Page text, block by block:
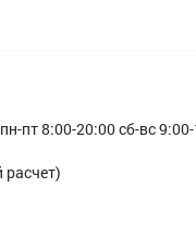
пт 8:00-20:00 сб-вс